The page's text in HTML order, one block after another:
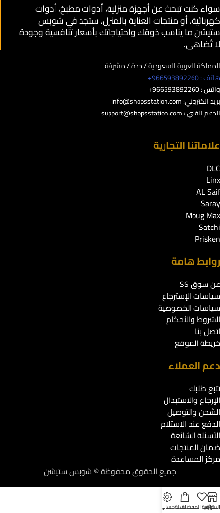
سواء كنت تبحث عن أجهزة منزلية، أدوات مطبخ، أدوات
كهربائية، أو منتجات العناية بالمنزل، ستجد في شوبس
ستيشن ما يناسب ذوقك واحتياجاتك بأسعار تنافسية وجودة
لا تُضاهى.
المملكة العربية السعودية / جدة / مشرفة
هاتف : 966593892260+
واتس : 966593892260+
بريد الكتروني:info@shopsstation.com
الدعم الفني :support@shopsstation.com
علاماتنا التجارية
DLC
Linx
AL Saif
Saray
Moug Max
Satchi
Prisken
روابط هامة
عن سوق SS
سياسات الإسترجاع
سياسات الخصوصية
الشروط والأحكام
اتصل بنا
خريطة الموقع
دعم العملاء
تتبع طلبك
الإرجاع والاستبدال
الشحن والتوصيل
الدفع عند الاستلام
الأسئلة الشائعة
ضمان المنتجات
مركز المساعدة
جميع الحقوق محفوظة © شوبس ستيشن
السوق
قائمة المفضلةالسلةحسابي